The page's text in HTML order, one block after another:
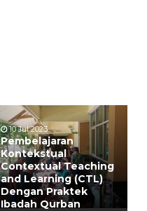
10 Jul 2023
Pembelajaran
Kontekstual
Contextual Teaching
and Learning (CTL)
Dengan Praktek
Ibadah Qurban